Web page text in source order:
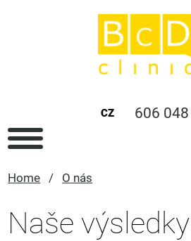
CZ 606
Home / O nás
Naše